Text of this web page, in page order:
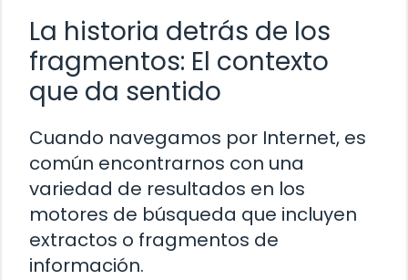
La historia detrás de los
fragmentos: El contexto
que da sentido
Cuando navegamos por Internet, es
común encontrarnos con una
variedad de resultados en los
motores de búsqueda que incluyen
extractos o fragmentos de
información.